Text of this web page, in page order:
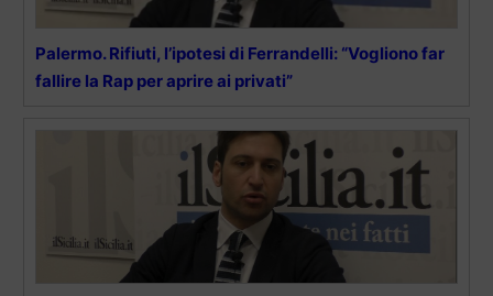
Palermo. Rifiuti, l’ipotesi di Ferrandelli: “Vogliono far
fallire la Rap per aprire ai privati”